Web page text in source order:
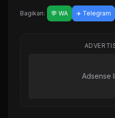
Bagikan: 💬 WA ✈️ Telegram
Adsense